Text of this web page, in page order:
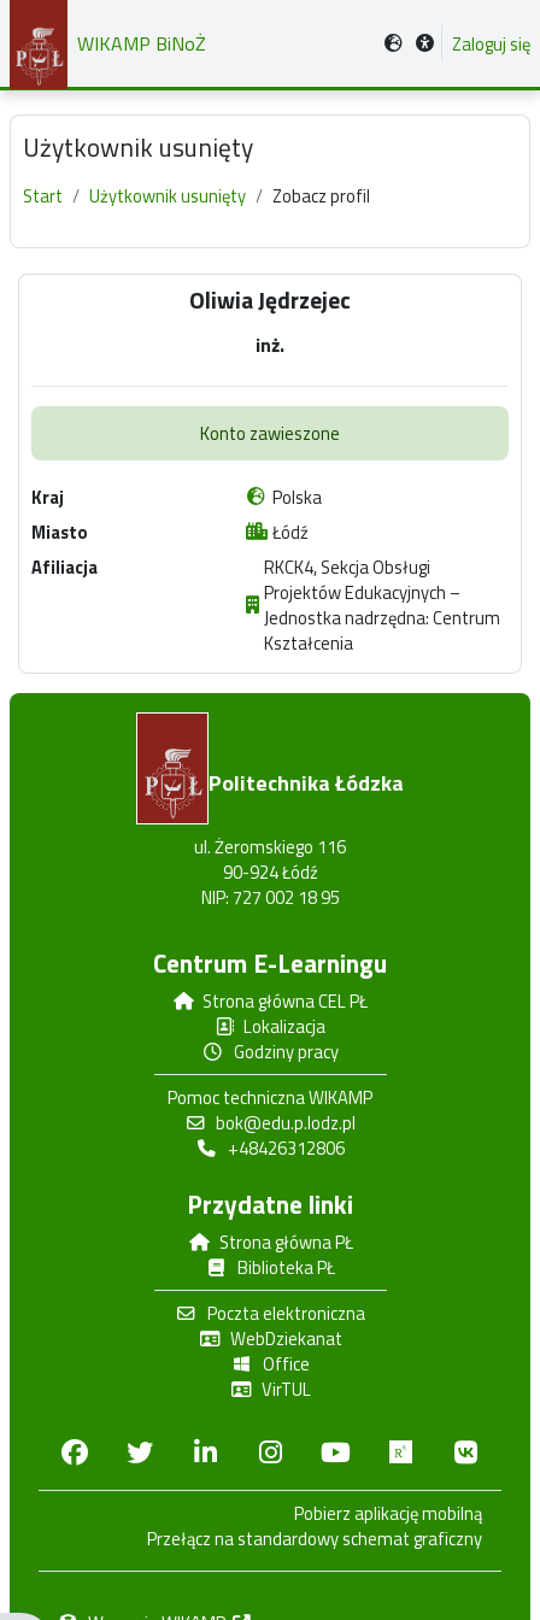
Przejdź do głównej zawartości
WIKAMP BiNoŻ Zaloguj się
Użytkownik usunięty
Start Użytkownik usunięty Zobacz profil
Główne bloki treściOliwia Jędrzejec
inż.
Konto zawieszone
Kraj
Polska
Miasto
Łódź
Afiliacja
RKCK4, Sekcja Obsługi
Projektów Edukacyjnych –
Jednostka nadrzędna: Centrum
Kształcenia
Politechnika Łódzka
ul. Żeromskiego 116
90-924 Łódź
NIP: 727 002 18 95
Centrum E-Learningu
Strona główna CEL PŁ
Lokalizacja
Godziny pracy
Pomoc techniczna WIKAMP
bok@edu.p.lodz.pl
+48426312806
Przydatne linki
Strona główna PŁ
Biblioteka PŁ
Poczta elektroniczna
WebDziekanat
Office
VirTUL
FacebookTwitterLinkedinInstagram
Youtube
Pobierz aplikację mobilną
Przełącz na standardowy schemat graficzny